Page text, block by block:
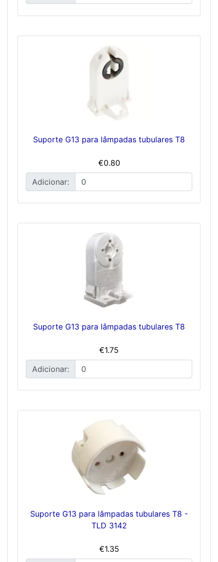
Suporte G13 para lâmpadas tubulares T8
€0.80
Adicionar:
Suporte G13 para lâmpadas tubulares T8
€1.75
Adicionar:
Suporte G13 para lâmpadas tubulares T8 -
TLD 3142
€1.35